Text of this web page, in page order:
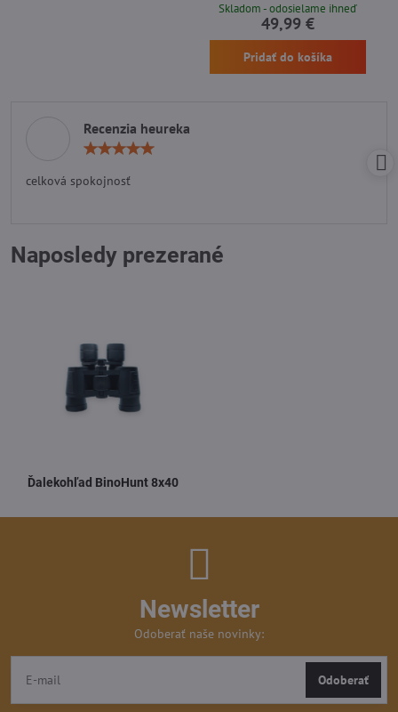
Skladom - odosielame ihneď
49,99 €
Pridať do košíka
Recenzia heureka
celková spokojnosť
Naposledy prezerané
Ďalekohľad BinoHunt 8x40
Newsletter
Odoberať naše novinky:
Odoberať